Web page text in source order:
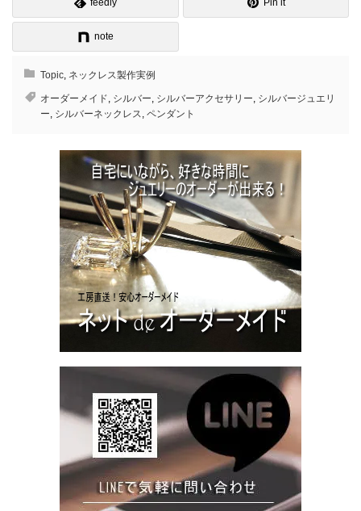
feedly Pin it
note
Topic, ネックレス製作実例
オーダーメイド, シルバー, シルバーアクセサリー, シルバージュエリ
ー, シルバーネックレス, ペンダント